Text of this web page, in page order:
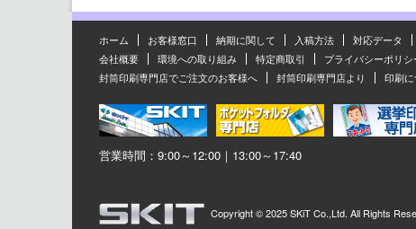
ホーム お客様窓口 納期に関して 入稿方法 対応データ
会社概要
環境への取り組み 特定商取引 プライバシーポリシ
封筒印刷専門店でご注文のお客様へ
封筒印刷専門店より 印刷
営業時間：9:00～12:00｜13:00～17:40
Copyright ©2025 SKiT Co.,Ltd. All Rights